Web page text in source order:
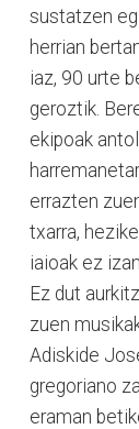
sustatzen
herrian
iaz, 90 urte
geroztik.
ekipoak
errazten
txarra,
iaioak ez
Ez dut
zuen
Adiskide
gregoriano
eraman